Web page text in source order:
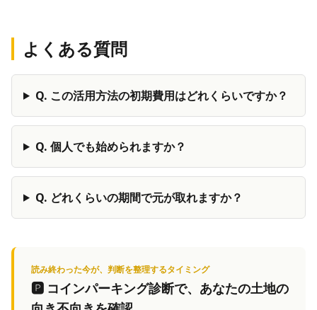
よくある質問
Q. この活用方法の初期費用はどれくらいですか？
Q. 個人でも始められますか？
Q. どれくらいの期間で元が取れますか？
読み終わった今が、判断を整理するタイミング
🅿️ コインパーキング診断で、あなたの土地の